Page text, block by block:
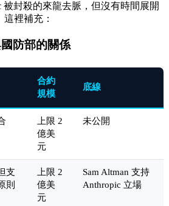
被封殺的來龍去脈，但沒有時間展開
裡補充：
防部的關係
合約
規模
底線
上限 2
億美
元
未公開
支
則
上限 2
億美
元
Sam Altman 支持
Anthropic 立場